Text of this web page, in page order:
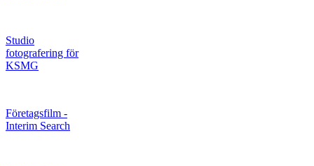
Studio
fotografering för
KSMG
Företagsfilm -
Interim Search